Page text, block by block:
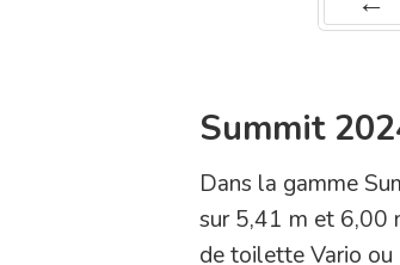
Summit
Dans la gamme
sur 5,41 m et 6,00
de toilette Vario ou